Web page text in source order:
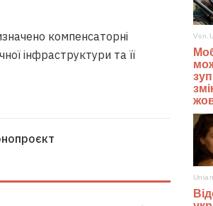
компенсаторні
інфраструктури та її